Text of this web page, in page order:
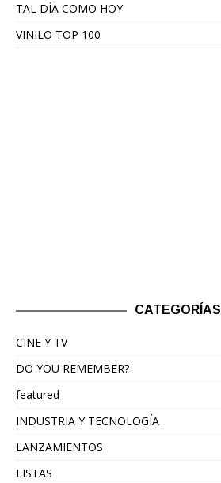
TAL DÍA COMO HOY
VINILO TOP 100
CATEGORÍAS
CINE Y TV
DO YOU REMEMBER?
featured
INDUSTRIA Y TECNOLOGÍA
LANZAMIENTOS
LISTAS